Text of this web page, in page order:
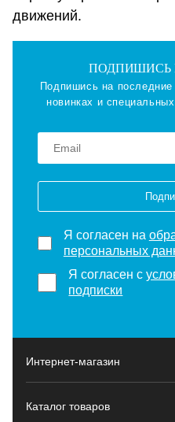
движений.
ПОДПИШИСЬ
Подпишись на последние
новинках и
Я согласен на
персональных
Я согласен с
подписки
Интернет-магазин
Каталог товаров